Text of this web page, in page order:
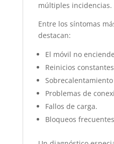
múltiples incidencias.
Entre los síntomas
destacan:
El móvil no
Reinicios
Sobrecalentamiento
Problemas de
Fallos de carga.
Bloqueos